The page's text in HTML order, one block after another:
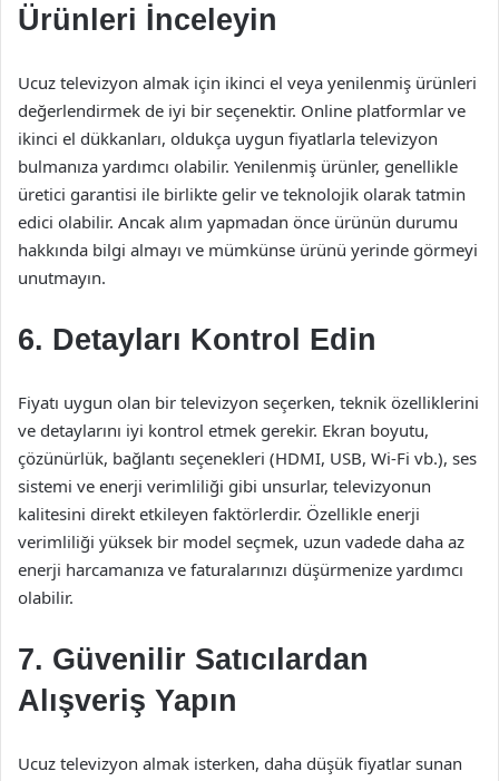
Ürünleri İnceleyin
Ucuz televizyon almak için ikinci el veya yenilenmiş ürünleri
değerlendirmek de iyi bir seçenektir. Online platformlar ve
ikinci el dükkanları, oldukça uygun fiyatlarla televizyon
bulmanıza yardımcı olabilir. Yenilenmiş ürünler, genellikle
üretici garantisi ile birlikte gelir ve teknolojik olarak tatmin
edici olabilir. Ancak alım yapmadan önce ürünün durumu
hakkında bilgi almayı ve mümkünse ürünü yerinde görmeyi
unutmayın.
6. Detayları Kontrol Edin
Fiyatı uygun olan bir televizyon seçerken, teknik özelliklerini
ve detaylarını iyi kontrol etmek gerekir. Ekran boyutu,
çözünürlük, bağlantı seçenekleri (HDMI, USB, Wi-Fi vb.), ses
sistemi ve enerji verimliliği gibi unsurlar, televizyonun
kalitesini direkt etkileyen faktörlerdir. Özellikle enerji
verimliliği yüksek bir model seçmek, uzun vadede daha az
enerji harcamanıza ve faturalarınızı düşürmenize yardımcı
olabilir.
7. Güvenilir Satıcılardan
Alışveriş Yapın
Ucuz televizyon almak isterken, daha düşük fiyatlar sunan